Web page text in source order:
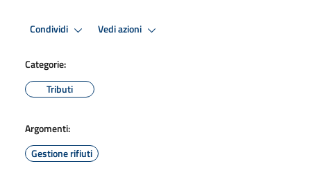
Condividi Vedi azioni
Categorie:
Tributi
Argomenti:
Gestione rifiuti